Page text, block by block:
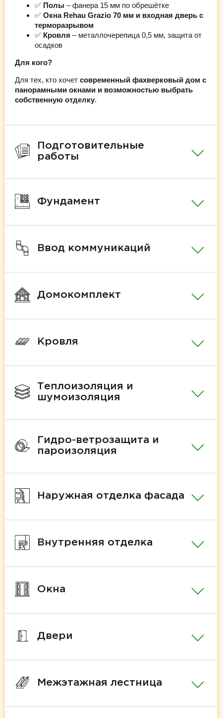
✅ Полы – фанера 15 мм по обрешётке
✅ Окна Rehau Grazio 70 мм и входная дверь с
терморазрывом
✅ Кровля – металлочерепица 0,5 мм, защита от
осадков
Для кого?
Для тех, кто хочет современный фахверковый дом с
панорамными окнами и возможностью выбрать
собственную отделку.
Подготовительные
работы
Фундамент
Ввод коммуникаций
Домокомплект
Кровля
Теплоизоляция и
шумоизоляция
Гидро-ветрозащита и
пароизоляция
Наружная отделка фасада
Внутренняя отделка
Окна
Двери
Межэтажная лестница